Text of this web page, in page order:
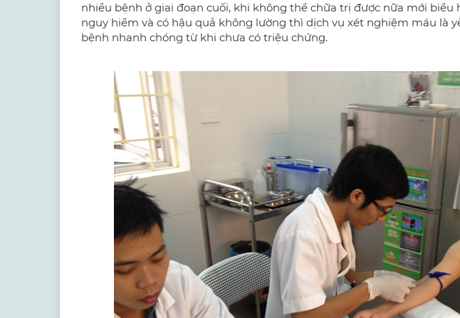
nhiều bệnh ở giai đoạn cuối, khi không thể chữa trị được nữa mới biểu
nguy hiểm và có hậu quả không lường thì dịch vụ xét nghiệm máu là
bệnh nhanh chóng từ khi chưa có triệu chứng.